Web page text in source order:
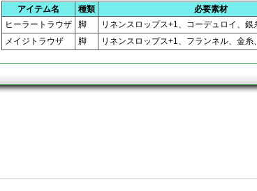
アイテム名 種類
必要素材
ヒーラートラウザ
脚
リネンスロップス+1、コーデュロイ、銀
メイジトラウザ
脚 リネンスロップス+1、フランネル、金糸